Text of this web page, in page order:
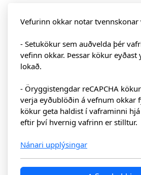
Vefurinn okkar notar tvennskonar
- Setukökur sem auðvelda þér
vefinn okkar. Þessar kökur
lokað.
- Öryggistengdar reCAPCHA
verja eyðublöðin á vefnum okkar
kökur geta haldist í vaframinni
eftir því hvernig vafrinn er stilltur.
Nánari upplýsingar